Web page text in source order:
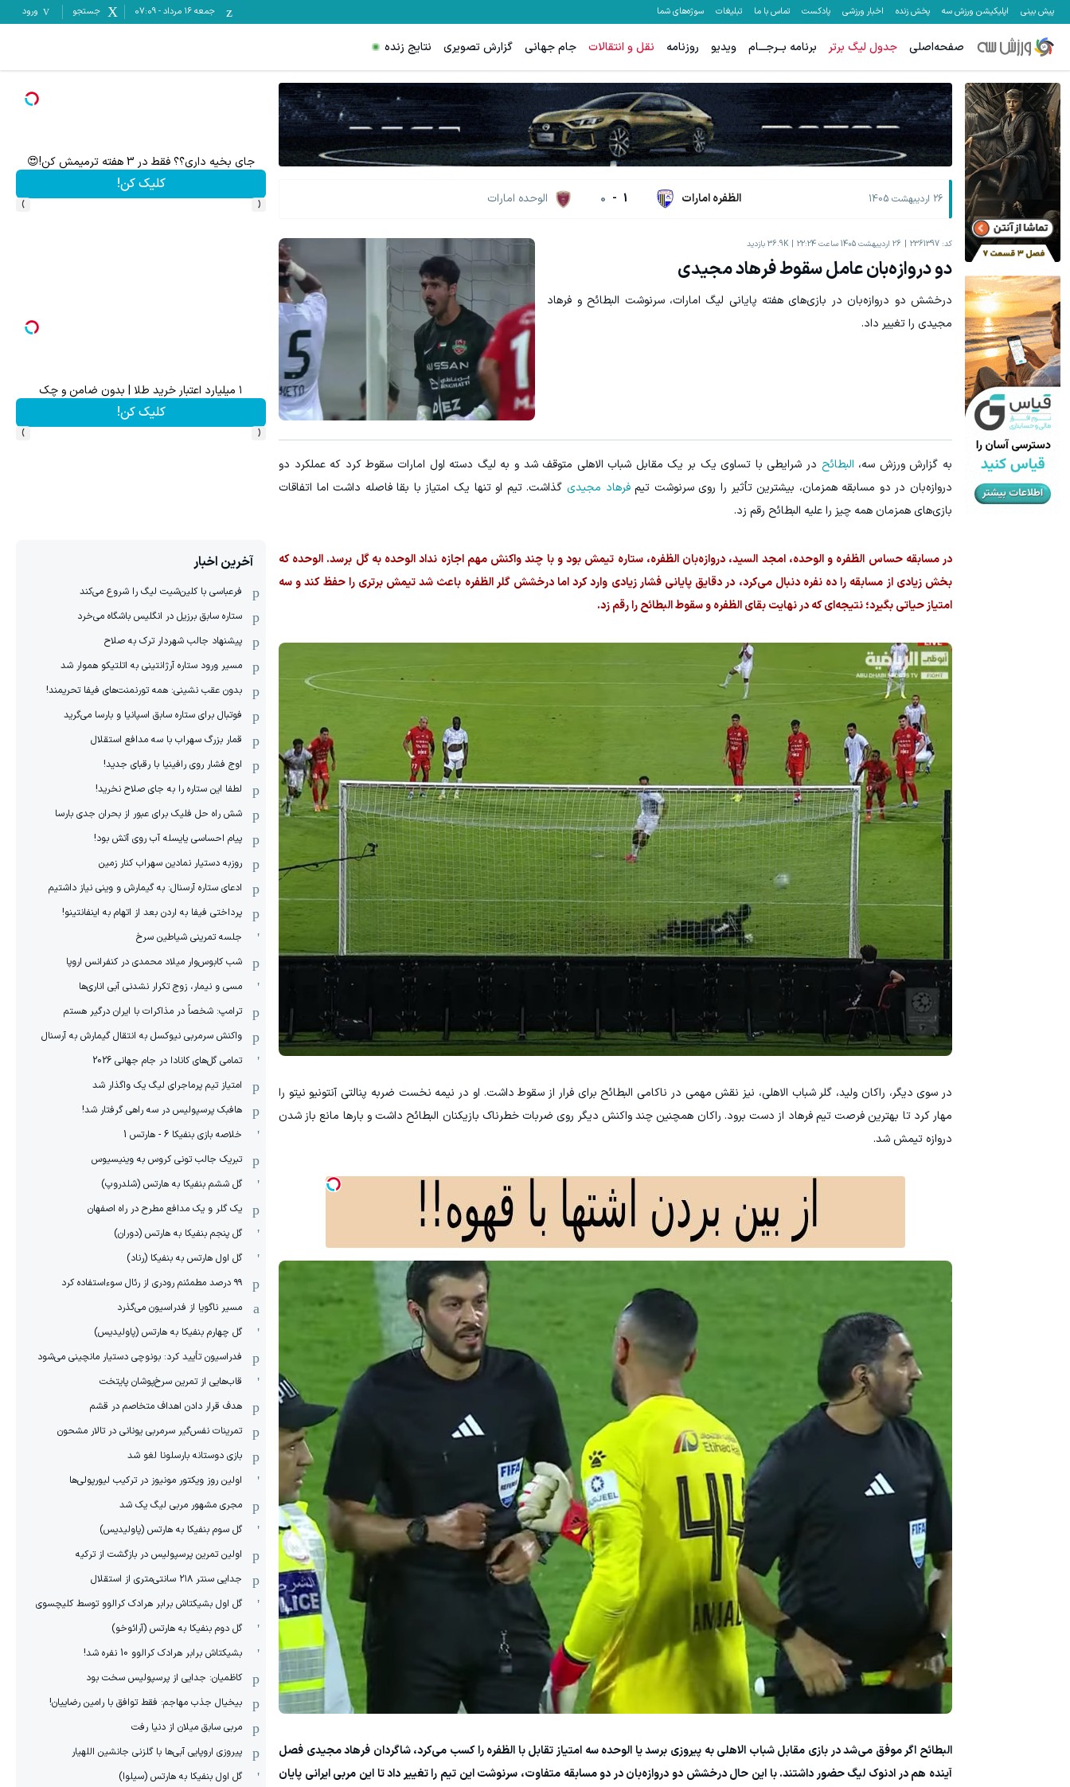
پیش بینی اپلیکیشن ورزش سه پخش زنده اخبار ورزشی پادکست تماس با ما تبلیغات سوژه‌های شما جمعه ۱۶ مرداد -
07:09 جستجو ورود
صفحه‌اصلی جدول لیگ برتر برنامه بــرجـــام ویدیو روزنامه نقل و انتقالات جام جهانی گزارش تصویری نتایج زنده
26 اردیبهشت 1405 الظفره امارات 1
-
0 الوحده امارات
کد: 2361397 26 اردیبهشت 1405 ساعت 22:24 36.9K بازدید
دو دروازه‌بان عامل سقوط فرهاد مجیدی
درخشش دو دروازه‌بان در بازی‌های هفته پایانی لیگ امارات، سرنوشت البطائح و فرهاد
مجیدی را تغییر داد.
به گزارش ورزش سه، البطائح در شرایطی با تساوی یک بر یک مقابل شباب الاهلی متوقف شد و به لیگ دسته اول امارات سقوط کرد که عملکرد دو
دروازه‌بان در دو مسابقه همزمان، بیشترین تأثیر را روی سرنوشت تیمفرهاد مجیدی گذاشت. تیم او تنها یک امتیاز با بقا فاصله داشت اما اتفاقات
بازی‌های همزمان همه چیز را علیه البطائح رقم زد.
در مسابقه حساس الظفره و الوحده، امجد السید، دروازه‌بان الظفره، ستاره تیمش بود و با چند واکنش مهم اجازه نداد الوحده به گل برسد. الوحده که
بخش زیادی از مسابقه را ده نفره دنبال می‌کرد، در دقایق پایانی فشار زیادی وارد کرد اما درخشش گلر الظفره باعث شد تیمش برتری را حفظ کند و سه
امتیاز حیاتی بگیرد؛ نتیجه‌ای که در نهایت بقای الظفره و سقوط البطائح را رقم زد.
در سوی دیگر، راکان ولید، گلر شباب الاهلی، نیز نقش مهمی در ناکامی البطائح برای فرار از سقوط داشت. او در نیمه نخست ضربه پنالتی آنتونیو نیتو را
مهار کرد تا بهترین فرصت تیم فرهاد از دست برود. راکان همچنین چند واکنش دیگر روی ضربات خطرناک بازیکنان البطائح داشت و بارها مانع باز شدن
دروازه تیمش شد.
البطائح اگر موفق می‌شد در بازی مقابل شباب الاهلی به پیروزی برسد یا الوحده سه امتیاز تقابل با الظفره را کسب می‌کرد، شاگردان فرهاد مجیدی فصل
آینده هم در ادنوک لیگ حضور داشتند. با این حال درخشش دو دروازه‌بان در دو مسابقه متفاوت، سرنوشت این تیم را تغییر داد تا این مربی ایرانی پایان
جای بخیه داری؟؟ فقط در 3 هفته ترمیمش کن!😍 ۱ میلیارد اعتبار خرید طلا | بدون ضامن و چک
کلیک کن!
‹
›
کلیک کن!
استعلام فوری و آنلاین خلافی پلیس راهور🚨
استعلام!
‹
›
آخرین اخبار
فرعباسی با کلین‌شیت لیگ را شروع می‌کند
ستاره سابق برزیل در انگلیس باشگاه می‌خرد
پیشنهاد جالب شهردار ترک به صلاح
مسیر ورود ستاره آرژانتینی به اتلتیکو هموار شد
بدون عقب نشینی: همه تورنمنت‌های فیفا تحریمند!
فوتبال برای ستاره سابق اسپانیا و بارسا می‌گرید
قمار بزرگ سهراب با سه مدافع استقلال
اوج فشار روی رافینیا با رقبای جدید!
لطفا این ستاره را به جای صلاح نخرید!
شش راه حل فلیک برای عبور از بحران جدی بارسا
پیام احساسی یایسله آب روی آتش بود!
روزبه دستیار نمادین سهراب کنار زمین
ادعای ستاره آرسنال: به گیمارش و وینی نیاز داشتیم
پرداختی فیفا به اردن بعد از اتهام به اینفانتینو!
جلسه تمرینی شیاطین سرخ
شب کابوس‌وار میلاد محمدی در کنفرانس اروپا
مسی و نیمار، زوج تکرار نشدنی آبی اناری‌ها
ترامپ: شخصاً در مذاکرات با ایران درگیر هستم
واکنش سرمربی نیوکسل به انتقال گیمارش به آرسنال
تمامی گل‌های کانادا در جام جهانی 2026
امتیاز تیم پرماجرای لیگ یک واگذار شد
هافبک پرسپولیس در سه راهی گرفتار شد!
خلاصه بازی بنفیکا 6 - هارتس 1
تبریک جالب تونی کروس به وینیسیوس
گل ششم بنفیکا به هارتس (شلدروپ)
یک گلر و یک مدافع مطرح در راه اصفهان
گل پنجم بنفیکا به هارتس (دوران)
گل اول هارتس به بنفیکا (رناد)
۹۹ درصد مطمئنم رودری از رئال سوءاستفاده کرد
مسیر ناگویا از فدراسیون می‌گذرد
گل چهارم بنفیکا به هارتس (پاولیدیس)
فدراسیون تأیید کرد: بونوچی دستیار مانچینی می‌شود
قاب‌هایی از تمرین سرخ‌پوشان پایتخت
هدف قرار دادن اهداف متخاصم در قشم
‏تمرینات نفس‌گیر سرمربی یونانی در تالار مشحون
بازی دوستانه بارسلونا لغو شد
اولین روز ویکتور مونیوز در ترکیب لیورپولی‌ها
مجری مشهور مربی لیگ یک شد
گل سوم بنفیکا به هارتس (پاولیدیس)
اولین تمرین پرسپولیس در بازگشت از ترکیه
جدایی سنتر ۲۱۸ سانتی‌متری از استقلال
گل اول بشیکتاش برابر هرادک کرالوو توسط کلیچسوی
گل دوم بنفیکا به هارتس (آرائوخو)
بشیکتاش برابر هرادک کرالوو 10 نفره شد!
کاظمیان: جدایی از پرسپولیس سخت بود
بیخیال جذب مهاجم: فقط توافق با رامین رضاییان!
مربی سابق میلان از دنیا رفت
پیروزی اروپایی آبی‌ها با گلزنی جانشین اللهیار
گل اول بنفیکا به هارتس (سیلوا)